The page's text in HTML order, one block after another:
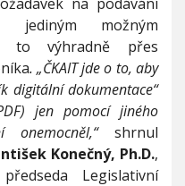
jediným možným
to výhradně přes
. „ČKAIT jde o to, aby
digitální dokumentace“
jen pomocí jiného
onemocněl,“ shrnul
Konečný, Ph.D.,
Legislativní